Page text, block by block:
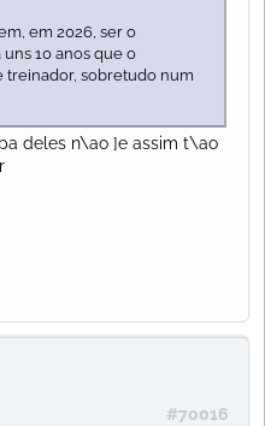
em 2026, ser o
uns 10 anos que o
treinador, sobretudo num
deles n\ao ]e assim t\ao
#70016